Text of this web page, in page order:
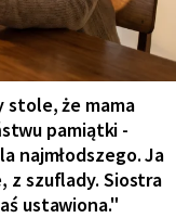
stole, że mama
pamiątki -
najmłodszego. Ja
z szuflady. Siostra
ustawiona."